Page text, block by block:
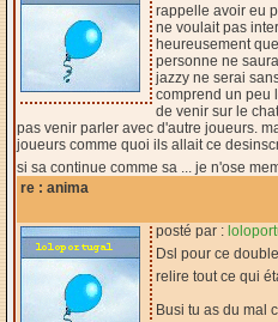
rappelle avoir eu
ne voulait pas
heureusement
personne ne
jazzy ne serai
comprend un peu
de venir sur le
pas venir parler avec d'autre joueurs.
joueurs comme quoi ils allait ce
si sa continue comme sa ... je n'ose
re : anima
posté par :
Dsl pour ce
relire tout ce qui
Busi tu as du mal